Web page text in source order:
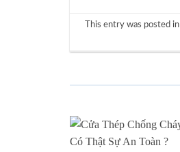
This entry was posted in